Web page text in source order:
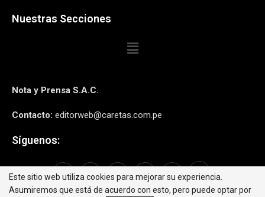
Nuestras Secciones
Nota y Prensa S.A.C.
Contacto: editorweb@caretas.com.pe
Síguenos:
Este sitio web utiliza cookies para mejorar su experiencia.
Asumiremos que está de acuerdo con esto, pero puede optar por